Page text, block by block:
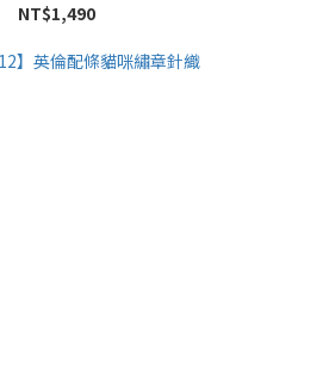
NT$1,490